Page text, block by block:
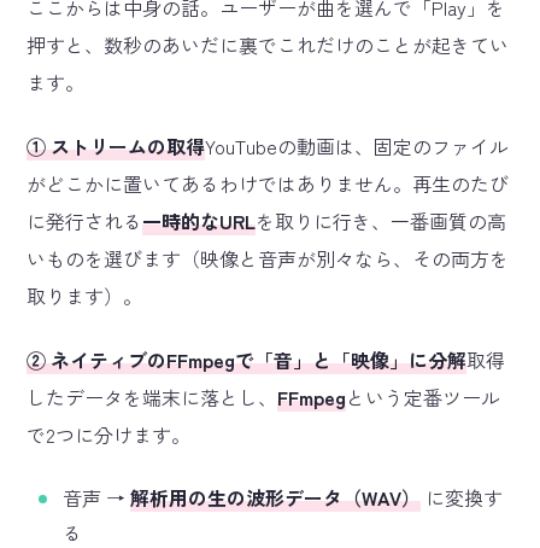
ここからは中身の話。ユーザーが曲を選んで「Play」を
押すと、数秒のあいだに裏でこれだけのことが起きてい
ます。
① ストリームの取得YouTubeの動画は、固定のファイル
がどこかに置いてあるわけではありません。再生のたび
に発行される一時的なURLを取りに行き、一番画質の高
いものを選びます（映像と音声が別々なら、その両方を
取ります）。
② ネイティブのFFmpegで「音」と「映像」に分解取得
したデータを端末に落とし、 FFmpegという定番ツール
で2つに分けます。
音声 → 解析用の生の波形データ（WAV） に変換す
る